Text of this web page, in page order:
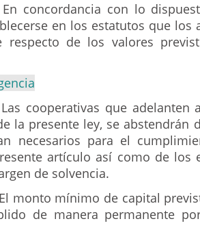
En concordancia con lo
en los estatutos que los
respecto de los valores
Las cooperativas que adelanten
la presente ley, se abstendrán
necesarios para el
artículo así como de los
de solvencia.
El monto mínimo de capital
de manera permanente